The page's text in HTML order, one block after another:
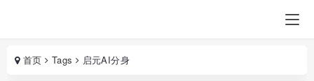
首页 Tags 启元AI分身